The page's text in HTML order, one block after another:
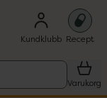
Kundklubb Recept
Varukorg